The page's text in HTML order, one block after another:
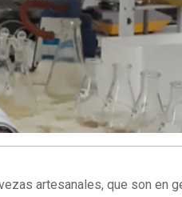
artesanales, que son en